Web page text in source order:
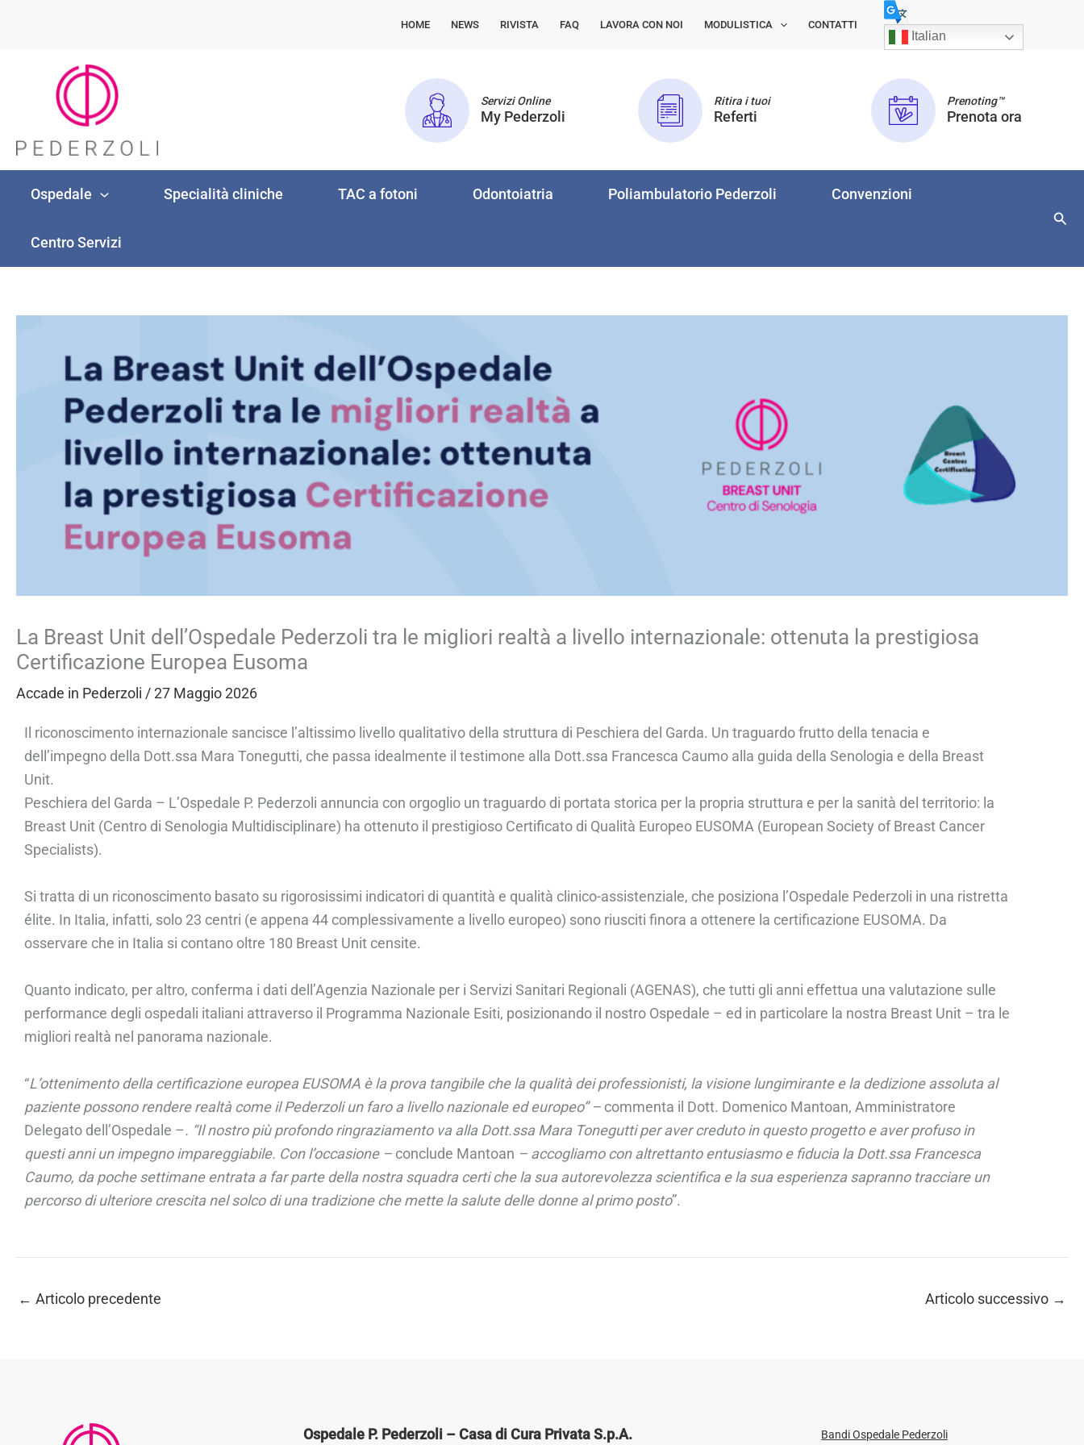
HOME NEWS RIVISTA FAQ LAVORA CON NOI MODULISTICA CONTATTI
Italian
Servizi Online
My Pederzoli
Ritira i tuoi
Referti
Prenoting™
Prenota ora
Ospedale Specialità cliniche TAC a fotoni Odontoiatria Poliambulatorio Pederzoli Convenzioni
Centro Servizi
La Breast Unit dell’Ospedale Pederzoli tra le migliori realtà a livello internazionale: ottenuta la prestigiosa
Certificazione Europea Eusoma
Accade in Pederzoli /27 Maggio 2026
Il riconoscimento internazionale sancisce l’altissimo livello qualitativo della struttura di Peschiera del Garda. Un traguardo frutto della tenacia e
dell’impegno della Dott.ssa Mara Tonegutti, che passa idealmente il testimone alla Dott.ssa Francesca Caumo alla guida della Senologia e della Breast
Unit.
Peschiera del Garda – L’Ospedale P. Pederzoli annuncia con orgoglio un traguardo di portata storica per la propria struttura e per la sanità del territorio: la
Breast Unit (Centro di Senologia Multidisciplinare) ha ottenuto il prestigioso Certificato di Qualità Europeo EUSOMA (European Society of Breast Cancer
Specialists).
Si tratta di un riconoscimento basato su rigorosissimi indicatori di quantità e qualità clinico-assistenziale, che posiziona l’Ospedale Pederzoli in una ristretta
élite. In Italia, infatti, solo 23 centri (e appena 44 complessivamente a livello europeo) sono riusciti finora a ottenere la certificazione EUSOMA. Da
osservare che in Italia si contano oltre 180 Breast Unit censite.
Quanto indicato, per altro, conferma i dati dell’Agenzia Nazionale per i Servizi Sanitari Regionali (AGENAS), che tutti gli anni effettua una valutazione sulle
performance degli ospedali italiani attraverso il Programma Nazionale Esiti, posizionando il nostro Ospedale – ed in particolare la nostra Breast Unit – tra le
migliori realtà nel panorama nazionale.
“L’ottenimento della certificazione europea EUSOMA è la prova tangibile che la qualità dei professionisti, la visione lungimirante e la dedizione assoluta al
paziente possono rendere realtà come il Pederzoli un faro a livello nazionale ed europeo” – commenta il Dott. Domenico Mantoan, Amministratore
Delegato dell’Ospedale –. “Il nostro più profondo ringraziamento va alla Dott.ssa Mara Tonegutti per aver creduto in questo progetto e aver profuso in
questi anni un impegno impareggiabile. Con l’occasione – conclude Mantoan – accogliamo con altrettanto entusiasmo e fiducia la Dott.ssa Francesca
Caumo, da poche settimane entrata a far parte della nostra squadra certi che la sua autorevolezza scientifica e la sua esperienza sapranno tracciare un
percorso di ulteriore crescita nel solco di una tradizione che mette la salute delle donne al primo posto”.
← Articolo precedente Articolo successivo →
Ospedale P. Pederzoli – Casa di Cura Privata S.p.A. Bandi Ospedale Pederzoli